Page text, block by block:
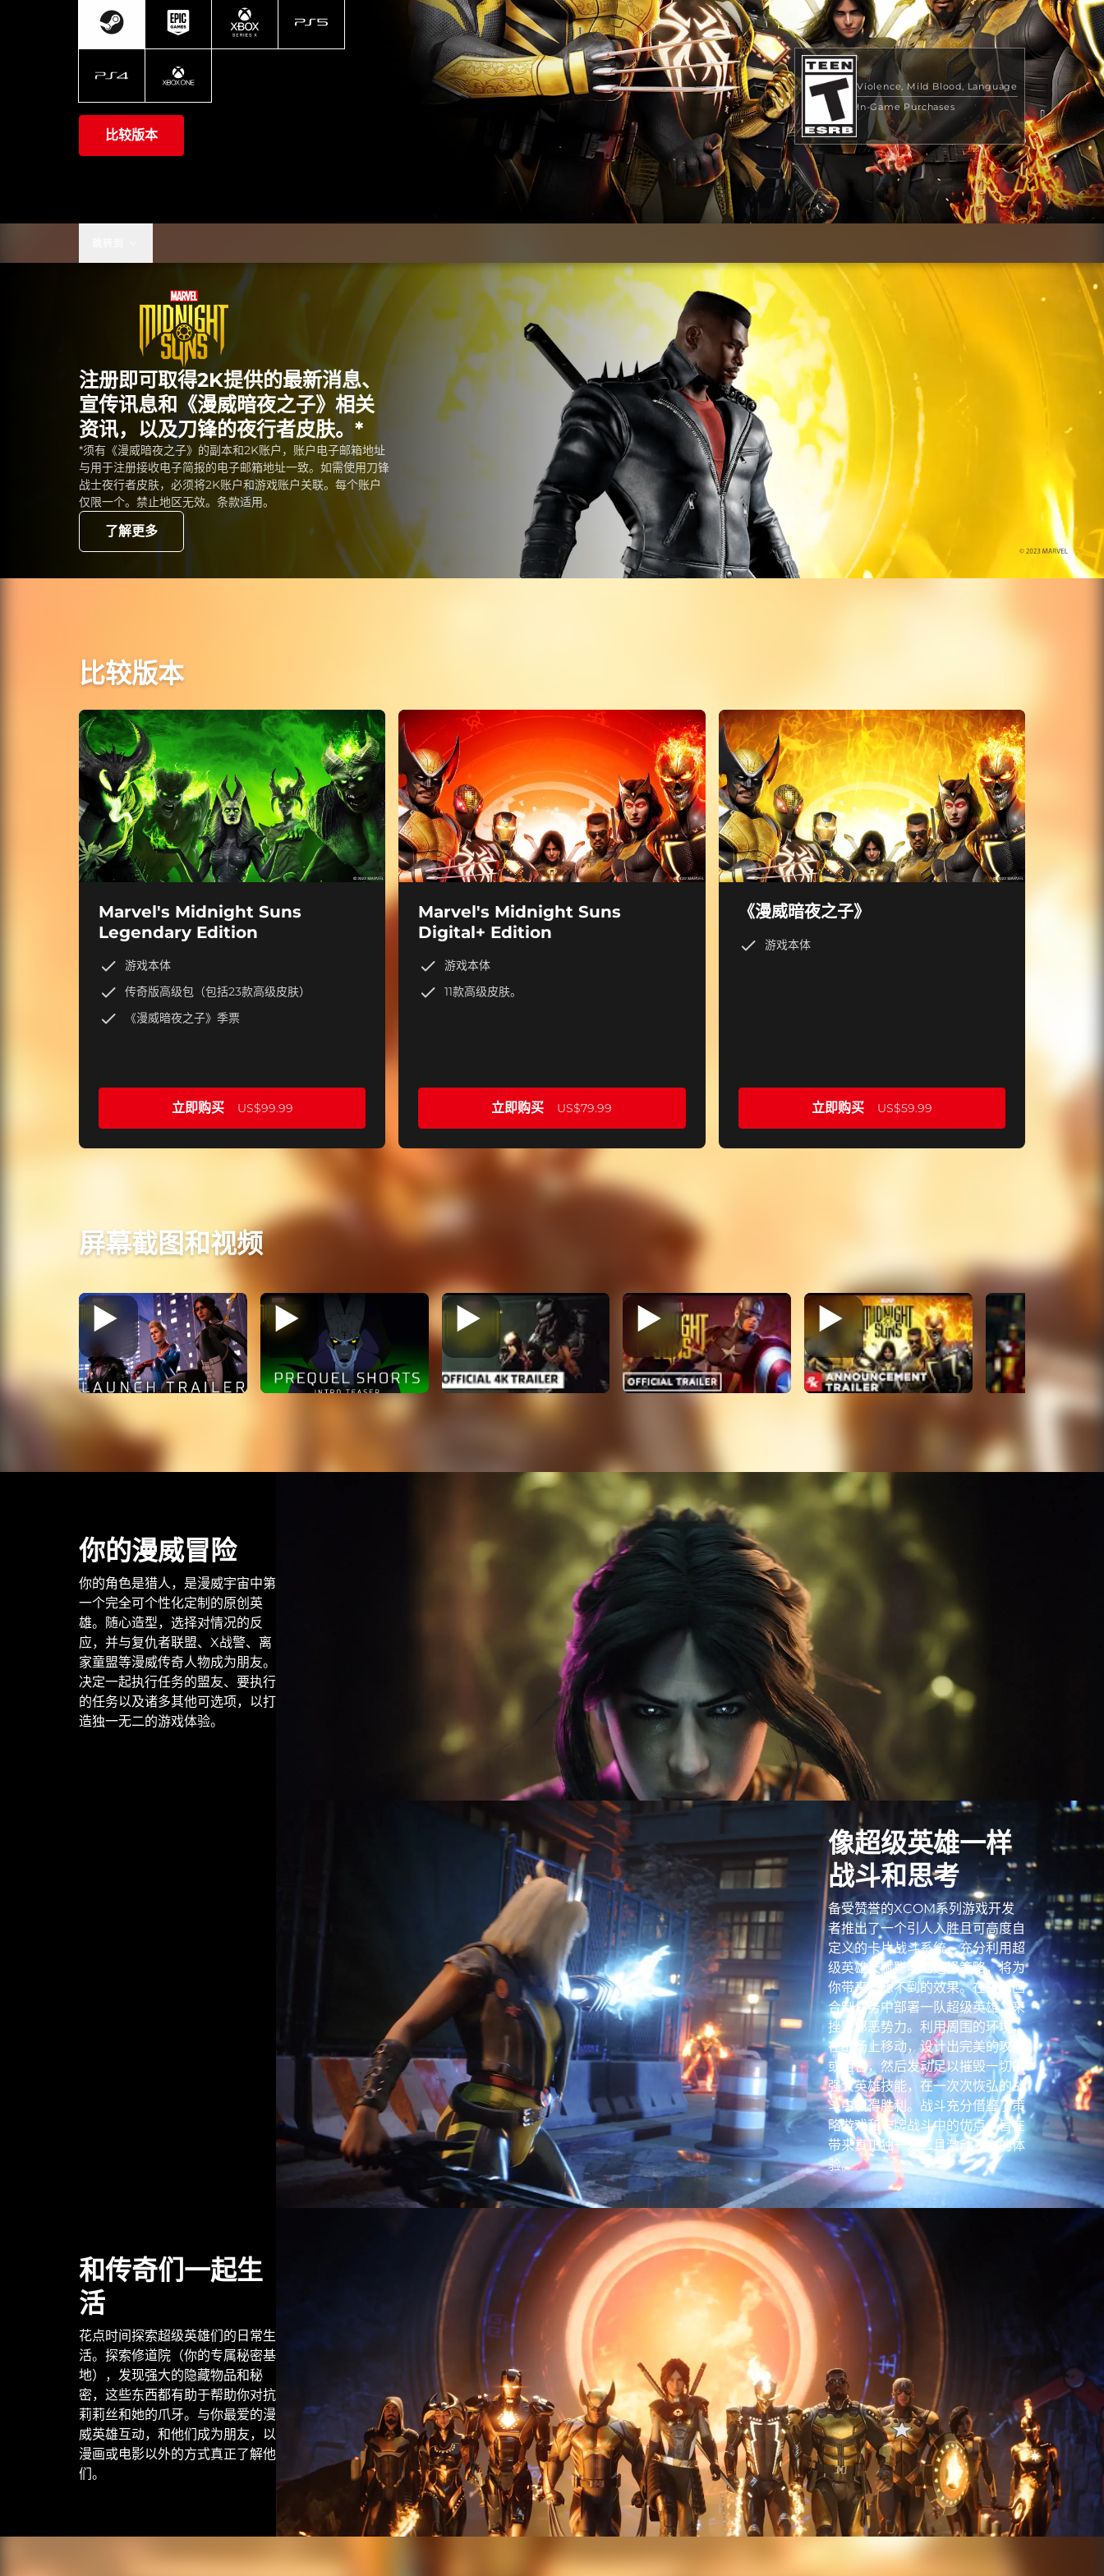
Violence Mild Blood
Language
In-Game Purchases
比较版本
注册即可取得2K提供的最新消息、
宣传讯息和《漫威暗夜之子》相关
资讯，以及刀锋的夜行者皮肤。*
*须有《漫威暗夜之子》的副本和2K账户，账户电子邮箱地址
与用于注册接收电子简报的电子邮箱地址一致。如需使用刀锋
战士夜行者皮肤，必须将2K账户和游戏账户关联。每个账户
仅限一个。禁止地区无效。条款适用。
了解更多
比较版本
Marvel's Midnight Suns
Legendary Edition
游戏本体
传奇版高级包（包括23款高级皮肤）
《漫威暗夜之子》季票
立即购买 US$99.99
Marvel's Midnight Suns
Digital+ Edition
游戏本体
11款高级皮肤。
立即购买 US$79.99
《漫威暗夜之子》
游戏本体
立即购买 US$59.99
屏幕截图和视频
你的漫威冒险
你的角色是猎人，是漫威宇宙中第
一个完全可个性化定制的原创英
雄。随心造型，选择对情况的反
应，并与复仇者联盟、X战警、离
家童盟等漫威传奇人物成为朋友。
决定一起执行任务的盟友、要执行
的任务以及诸多其他可选项，以打
造独一无二的游戏体验。
像超级英雄一样
战斗和思考
备受赞誉的XCOM系列游戏开发
者推出了一个引人入胜且可高度自
定义的卡片战斗系统，充分利用超
级英雄天赋聪明地选择策略，将为
你带来意想不到的效果。在战术回
合制任务中部署一队超级英雄，来
挫败邪恶势力。利用周围的环境，
在战场上移动，设计出完美的攻击
或组合，然后发动足以摧毁一切的
强大英雄技能，在一次次恢弘的战
斗中赢得胜利。战斗充分借鉴了策
略游戏和卡牌战斗中的优点，旨在
带来真正独一无二且激动人心的体
验。
和传奇们一起生
活
花点时间探索超级英雄们的日常生
活。探索修道院（你的专属秘密基
地），发现强大的隐藏物品和秘
密，这些东西都有助于帮助你对抗
莉莉丝和她的爪牙。与你最爱的漫
威英雄互动，和他们成为朋友，以
漫画或电影以外的方式真正了解他
们。